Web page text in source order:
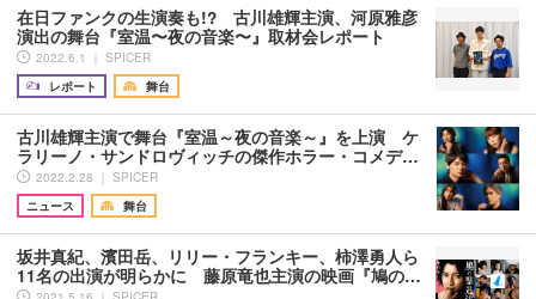
在日ファンクの生演奏も!? 古川雄輝主演、河原雅彦
演出の舞台『室温〜夜の音楽〜』取材会レポート
2022.6.1 ｜ SPICER
レポート
舞台
古川雄輝主演で舞台『室温～夜の音楽～』を上演 ケ
ラリーノ・サンドロヴィッチの傑作ホラー・コメデ…
2022.2.28 ｜ SPICER
ニュース
舞台
坂井真紀、濱田岳、リリー・フランキー、柿澤勇人ら
11名の出演が明らかに 藤原竜也主演の映画『鳩の…